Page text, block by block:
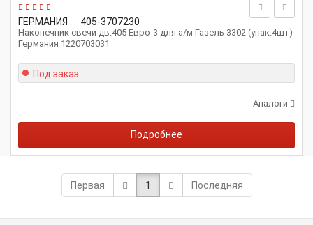
ГЕРМАНИЯ 405-3707230
Наконечник свечи дв.405 Евро-3 для а/м Газель 3302 (упак.4шт)
Германия 1220703031
Под заказ
Аналоги
Подробнее
Первая 1 Последняя